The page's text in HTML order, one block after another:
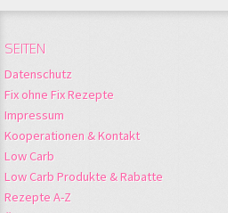
SEITEN
Datenschutz
Fix ohne Fix Rezepte
Impressum
Kooperationen & Kontakt
Low Carb
Low Carb Produkte & Rabatte
Rezepte A-Z